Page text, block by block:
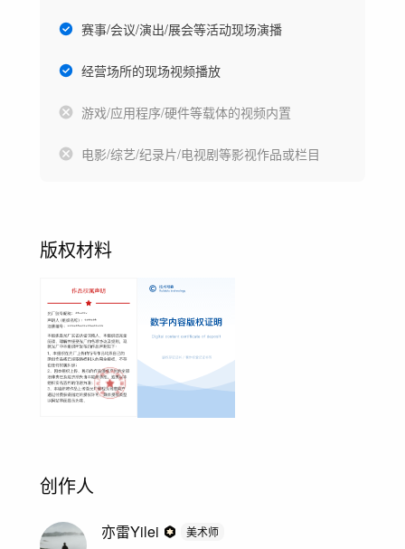
赛事/会议/演出/展会等活动现场演播
经营场所的现场视频播放
游戏/应用程序/硬件等载体的视频内置
电影/综艺/纪录片/电视剧等影视作品或栏目
版权材料
创作人
亦雷Yilei 美术师